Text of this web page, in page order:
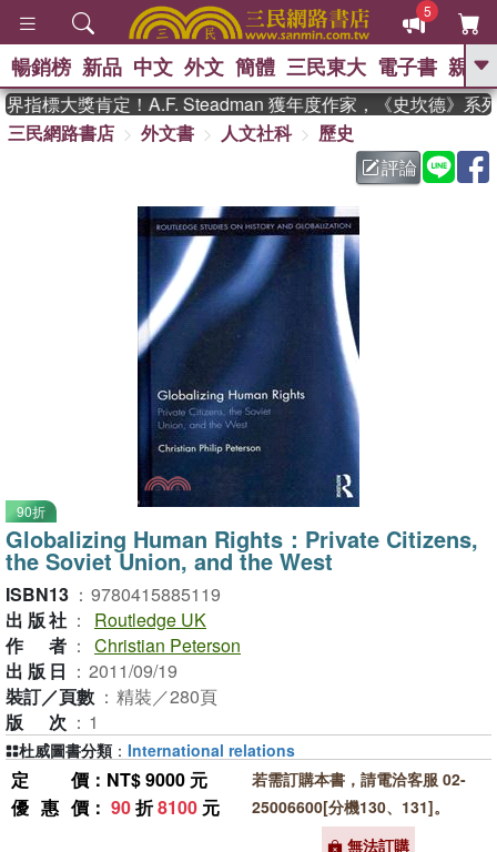
5
GO
熱搜： 東野圭吾 、
父親節 、 如果歷
暑期推薦 、 國際布克
獎 臺灣漫遊錄 、 方念華
登輝時代 、 數學女孩：黎曼猜想
偉大的迷走神經
暢銷榜 新品 中文 外文 簡體 三民東大 電子書 親子
指標大獎肯定！A.F. Steadman 獲年度作家，《史坎德》系列
三民網路書店
外文書 人文社科
歷史
評論
90折
Globalizing Human Rights：Private Citizens,
the Soviet Union, and the West
ISBN13 ： 9780415885119
出版社 ：
Routledge UK
作者 ： Christian Peterson
出版日 ： 2011/09/19
裝訂／頁數 ： 精裝／280頁
版次 ： 1
定價 ：NT$ 9000 元
優惠價 ： 90折8100 元
若需訂購本書，請電洽客服 02-
25006600[分機130、131]。
無法訂購
杜威圖書分類 ： International relations